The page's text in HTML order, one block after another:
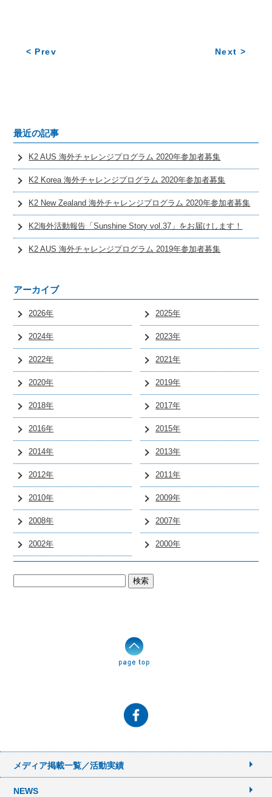
< Prev Next >
最近の記事
K2 AUS 海外チャレンジプログラム 2020年参加者募集
K2 Korea 海外チャレンジプログラム 2020年参加者募集
K2 New Zealand 海外チャレンジプログラム 2020年参加者募集
K2海外活動報告「Sunshine Story vol.37」をお届けします！
K2 AUS 海外チャレンジプログラム 2019年参加者募集
アーカイブ
2026年 2025年
2024年 2023年
2022年 2021年
2020年 2019年
2018年 2017年
2016年 2015年
2014年 2013年
2012年 2011年
2010年 2009年
2008年 2007年
2002年 2000年
メディア掲載一覧／活動実績
NEWS